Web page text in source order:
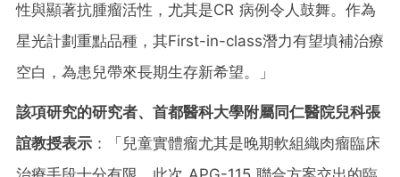
性與顯著抗腫瘤活性，尤其是CR 病例令人鼓舞。作為
星光計劃重點品種，其First-in-class潛力有望填補治療
空白，為患兒帶來長期生存新希望。
」
該項研究的研究者、首都醫科大學附屬同仁醫院兒科張
誼教授表示 ： 「 兒童實體瘤尤其是晚期軟組織肉瘤臨床